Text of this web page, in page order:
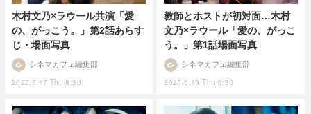
木村文乃×ラウール共演「愛
の、がっこう。」第2話あらす
じ・場面写真
2025.7.17 Thu 8:30
シネマカフェ編集部
教師とホストが初対面…木村
文乃×ラウール「愛の、がっこ
う。」第1話場面写真
2025.6.19 Thu 6:30
シネマカフェ編集部